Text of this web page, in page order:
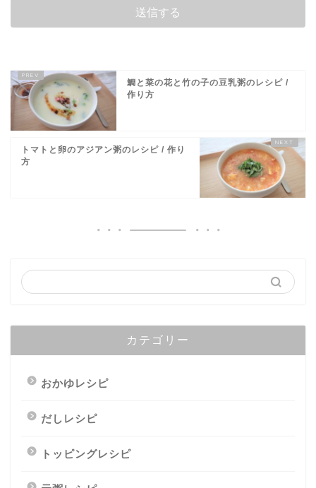
鯛と菜の花と竹の子の豆乳粥のレシピ /
作り方
トマトと卵のアジアン粥のレシピ / 作り
方
カテゴリー
おかゆレシピ
だしレシピ
トッピングレシピ